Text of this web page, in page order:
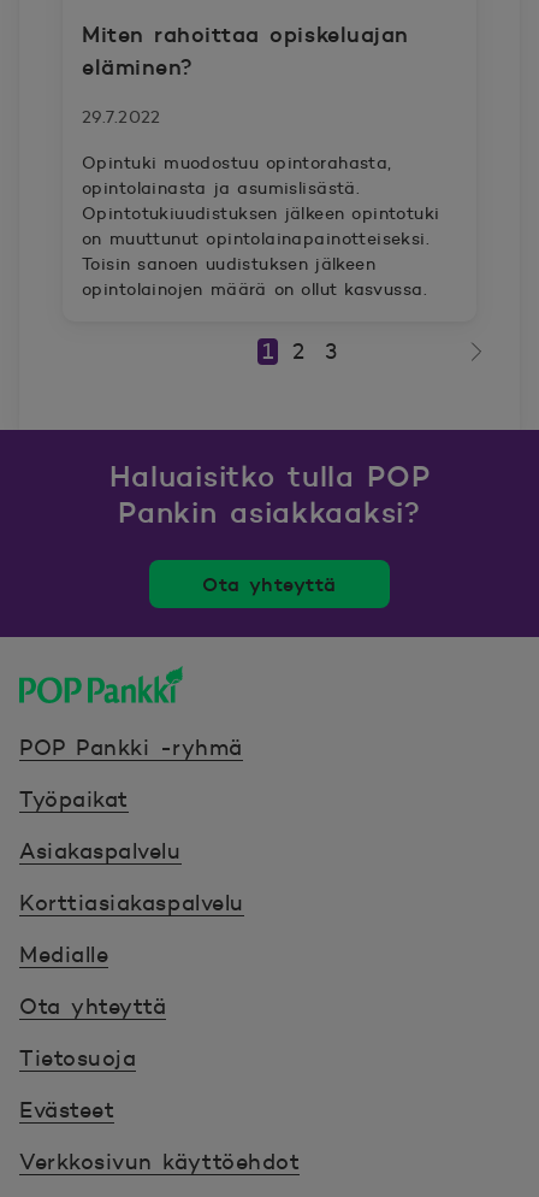
Miten rahoittaa opiskeluajan
eläminen?
29.7.2022
Opintuki muodostuu opintorahasta,
opintolainasta ja asumislisästä.
Opintotukiuudistuksen jälkeen opintotuki
on muuttunut opintolainapainotteiseksi.
Toisin sanoen uudistuksen jälkeen
opintolainojen määrä on ollut kasvussa.
1 2 3
Haluaisitko tulla POP
Pankin asiakkaaksi?
Ota yhteyttä
POP Pankki -ryhmä
Työpaikat
Asiakaspalvelu
Korttiasiakaspalvelu
Medialle
Ota yhteyttä
Tietosuoja
Evästeet
Verkkosivun käyttöehdot